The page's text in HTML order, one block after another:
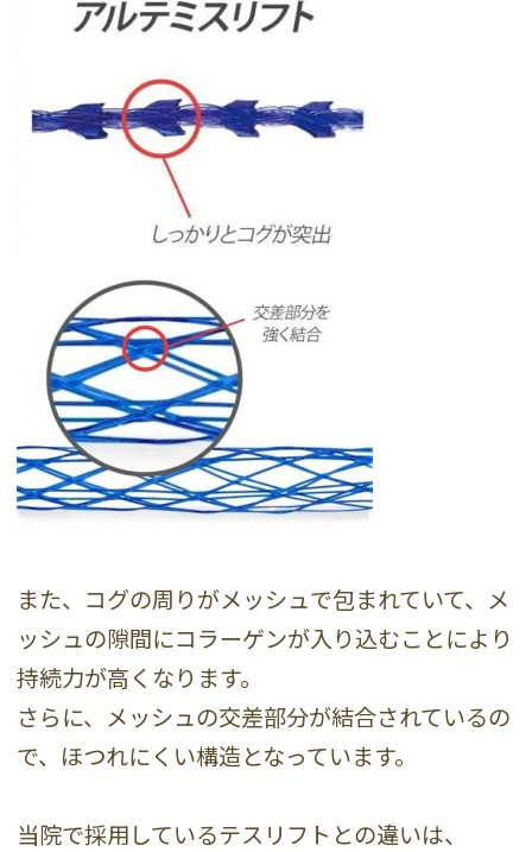
また、コグの周りがメッシュで包まれていて、メ
ッシュの隙間にコラーゲンが入り込むことにより
持続力が高くなります。
さらに、メッシュの交差部分が結合されているの
で、ほつれにくい構造となっています。
当院で採用しているテスリフトとの違いは、